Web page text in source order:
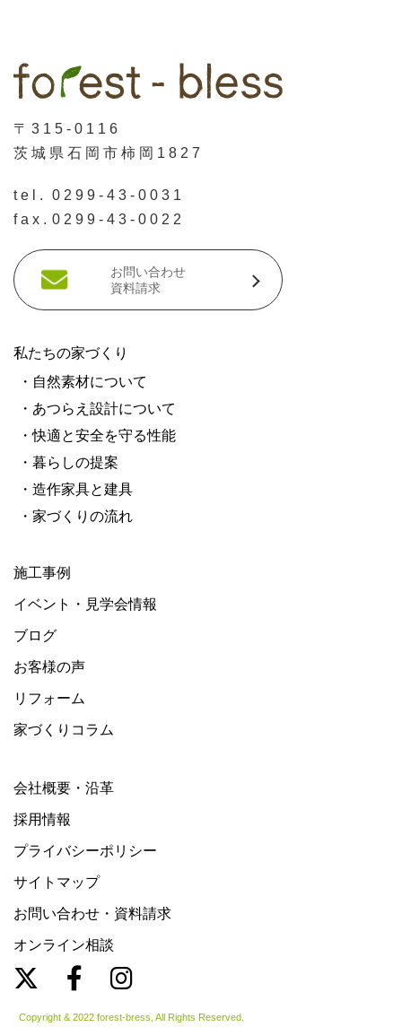
〒315-0116
茨城県石岡市柿岡1827
tel.
0299-43-0031
fax. 0299-43-0022
お問い合わせ
資料請求
私たちの家づくり
・自然素材について
・あつらえ設計について
・快適と安全を守る性能
・暮らしの提案
・造作家具と建具
・家づくりの流れ
施工事例
イベント・見学会情報
ブログ
お客様の声
リフォーム
家づくりコラム
会社概要・沿革
採用情報
プライバシーポリシー
サイトマップ
お問い合わせ・資料請求
オンライン相談
Copyright & 2022 forest-bress, All Rights Reserved.